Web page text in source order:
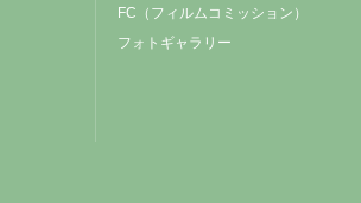
FC（フィルムコミッション）
フォトギャラリー